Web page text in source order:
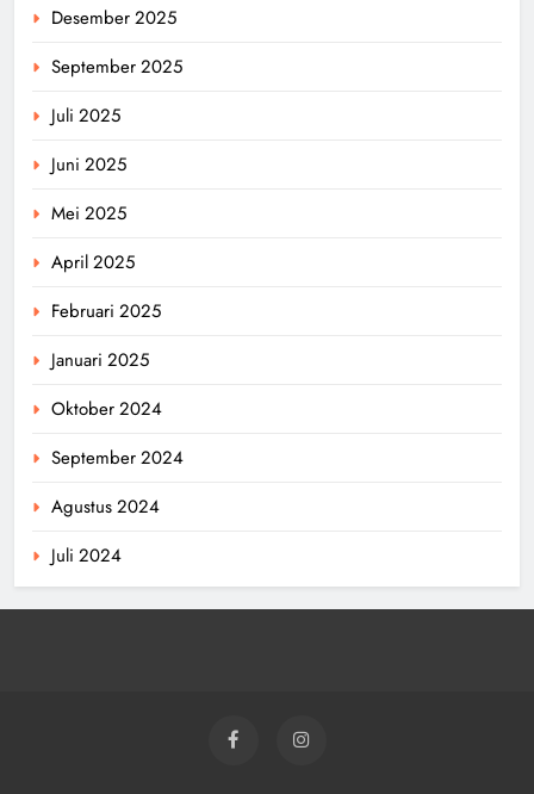
Desember 2025
September 2025
Juli 2025
Juni 2025
Mei 2025
April 2025
Februari 2025
Januari 2025
Oktober 2024
September 2024
Agustus 2024
Juli 2024